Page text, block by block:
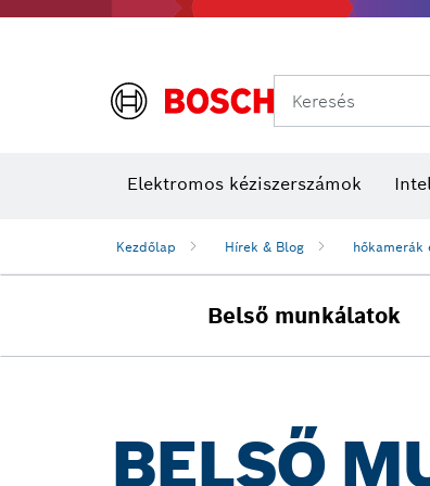
Keresés
Elektromos kéziszerszámok
Kezdőlap Hírek & Blog hőkamerák
Belső munkálatok
BELSŐ